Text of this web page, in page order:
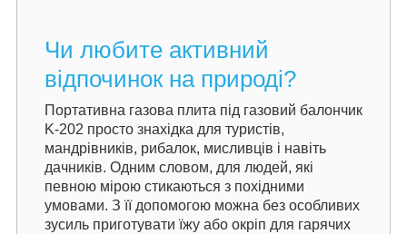
Чи любите активний
відпочинок на природі?
Портативна газова плита під газовий балончик
K-202 просто знахідка для туристів,
мандрівників, рибалок, мисливців і навіть
дачників. Одним словом, для людей, які
певною мірою стикаються з похідними
умовами. З її допомогою можна без особливих
зусиль приготувати їжу або окріп для гарячих